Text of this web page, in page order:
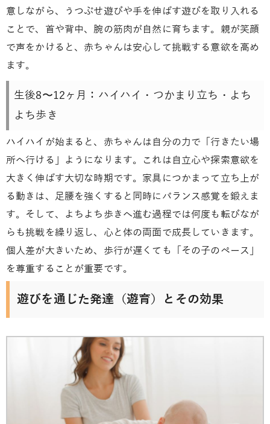
意しながら、うつぶせ遊びや手を伸ばす遊びを取り入れる
ことで、首や背中、腕の筋肉が自然に育ちます。親が笑顔
で声をかけると、赤ちゃんは安心して挑戦する意欲を高め
ます。
生後8〜12ヶ月：ハイハイ・つかまり立ち・よち
よち歩き
ハイハイが始まると、赤ちゃんは自分の力で「行きたい場
所へ行ける」ようになります。これは自立心や探索意欲を
大きく伸ばす大切な時期です。家具につかまって立ち上が
る動きは、足腰を強くすると同時にバランス感覚を鍛えま
す。そして、よちよち歩きへ進む過程では何度も転びなが
らも挑戦を繰り返し、心と体の両面で成長していきます。
個人差が大きいため、歩行が遅くても「その子のペース」
を尊重することが重要です。
遊びを通じた発達（遊育）とその効果